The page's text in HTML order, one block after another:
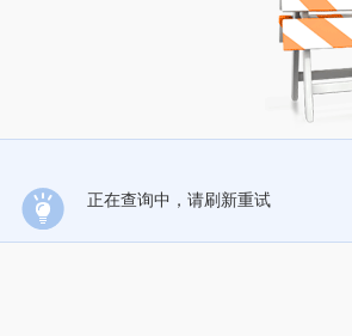
正在查询中，请刷新重试